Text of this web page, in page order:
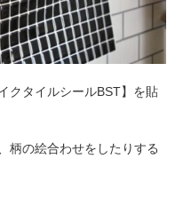
クタイルシールBST】を貼
柄の絵合わせをしたりする